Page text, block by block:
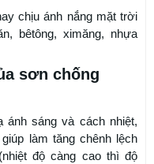
chịu ánh nắng mặt trời
bêtông, ximăng, nhựa
sơn chống
ánh sáng và cách nhiệt,
làm tăng chênh lệch
độ càng cao thì độ